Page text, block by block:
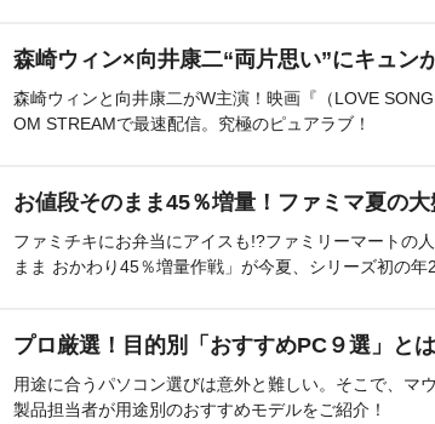
森崎ウィン×向井康二“両片思い”にキュン
森崎ウィンと向井康二がW主演！映画『（LOVE
OM STREAMで最速配信。究極のピュアラブ！
お値段そのまま45％増量！ファミマ夏の
ファミチキにお弁当にアイスも!?ファミリーマートの
まま おかわり45％増量作戦」が今夏、シリーズ初の年
プロ厳選！目的別「おすすめPC９選」と
用途に合うパソコン選びは意外と難しい。そこで、マ
製品担当者が用途別のおすすめモデルをご紹介！